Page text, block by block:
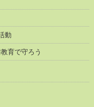
動
育で守ろう